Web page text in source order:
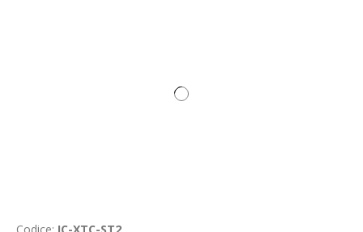
Codice: IC-XTC-ST2